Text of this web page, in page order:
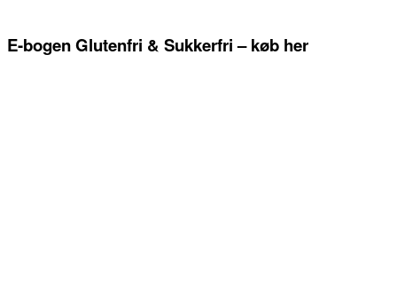
E-bogen Glutenfri & Sukkerfri – køb her